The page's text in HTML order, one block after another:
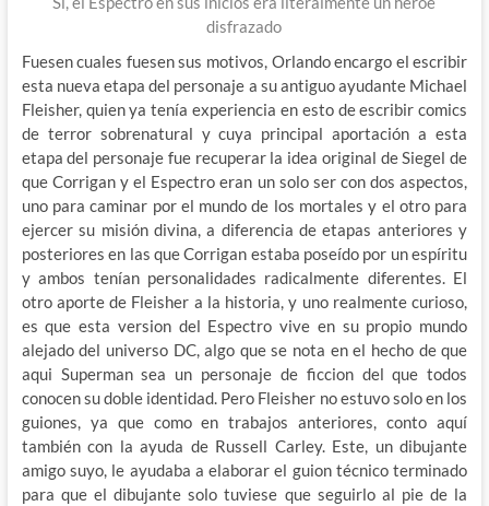
disfrazado
Fuesen cuales fuesen sus motivos, Orlando encargo el escribir
esta nueva etapa del personaje a su antiguo ayudante Michael
Fleisher, quien ya tenía experiencia en esto de escribir comics
de terror sobrenatural y cuya principal aportación a esta
etapa del personaje fue recuperar la idea original de Siegel de
que Corrigan y el Espectro eran un solo ser con dos aspectos,
uno para caminar por el mundo de los mortales y el otro para
ejercer su misión divina, a diferencia de etapas anteriores y
posteriores en las que Corrigan estaba poseído por un espíritu
y ambos tenían personalidades radicalmente diferentes. El
otro aporte de Fleisher a la historia, y uno realmente curioso,
es que esta version del Espectro vive en su propio mundo
alejado del universo DC, algo que se nota en el hecho de que
aqui Superman sea un personaje de ficcion del que todos
conocen su doble identidad. Pero Fleisher no estuvo solo en los
guiones, ya que como en trabajos anteriores, conto aquí
también con la ayuda de Russell Carley. Este, un dibujante
amigo suyo, le ayudaba a elaborar el guion técnico terminado
para que el dibujante solo tuviese que seguirlo al pie de la